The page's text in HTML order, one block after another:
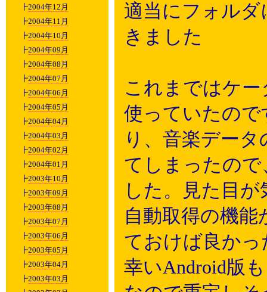
┣2004年12月
┣2004年11月
┣2004年10月
┣2004年09月
┣2004年08月
┣2004年07月
┣2004年06月
┣2004年05月
┣2004年04月
┣2004年03月
┣2004年02月
┣2004年01月
┣2003年10月
┣2003年09月
┣2003年08月
┣2003年07月
┣2003年06月
┣2003年05月
┣2003年04月
┣2003年03月
適当にフォル
きました
これまではケ
使っていたの
り、音楽デー
てしまったので
した。見た目
自動取得の機
ておけば良か
幸いAndroid版